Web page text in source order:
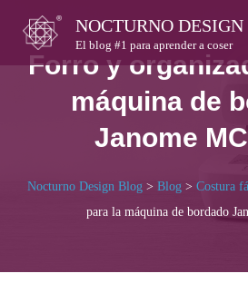
content
NOCTURNO
El blog #1 para aprender a coser
Forro y
máquina de
Janome
Nocturno Design Blog > Blog > Costura
para la máquina de bordado